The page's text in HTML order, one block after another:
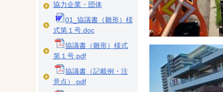
協力企業・団体
01_協議書（雛形）様
式第１号.doc
協議書（雛形）様式
第１号.pdf
協議書（記載例・注
意点）.pdf